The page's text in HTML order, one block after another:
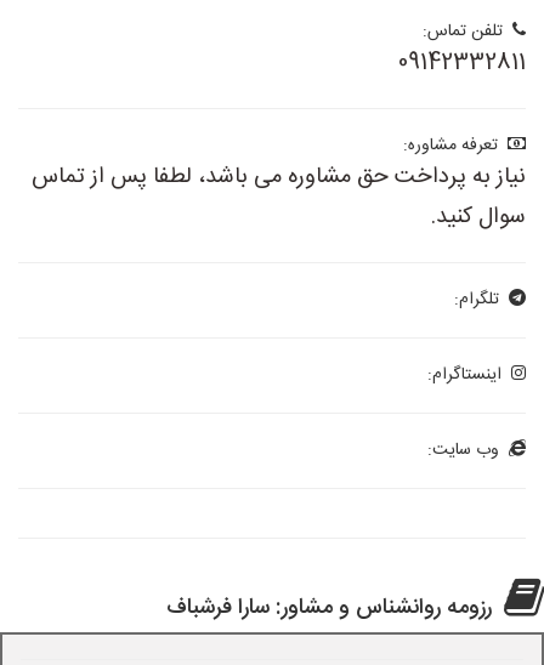
تلفن تماس:
09142332811
تعرفه مشاوره:
نیاز به پرداخت حق مشاوره می باشد، لطفا پس از تماس
سوال کنید.
تلگرام:
اینستاگرام:
وب سایت:
رزومه روانشناس و مشاور: سارا فرشباف